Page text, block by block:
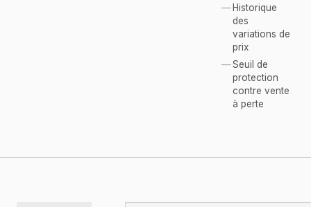
Historique
des
variations de
prix
Seuil de
protection
contre vente
à perte